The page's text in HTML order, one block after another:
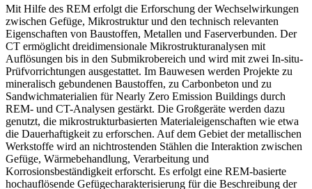
Mit Hilfe des REM erfolgt die Erforschung der Wechselwirkungen
zwischen Gefüge, Mikrostruktur und den technisch relevanten
Eigenschaften von Baustoffen, Metallen und Faserverbunden. Der
CT ermöglicht dreidimensionale Mikrostrukturanalysen mit
Auflösungen bis in den Submikrobereich und wird mit zwei In-situ-
Prüfvorrichtungen ausgestattet. Im Bauwesen werden Projekte zu
mineralisch gebundenen Baustoffen, zu Carbonbeton und zu
Sandwichmaterialien für Nearly Zero Emission Buildings durch
REM- und CT-Analysen gestärkt. Die Großgeräte werden dazu
genutzt, die mikrostrukturbasierten Materialeigenschaften wie etwa
die Dauerhaftigkeit zu erforschen. Auf dem Gebiet der metallischen
Werkstoffe wird an nichtrostenden Stählen die Interaktion zwischen
Gefüge, Wärmebehandlung, Verarbeitung und
Korrosionsbeständigkeit erforscht. Es erfolgt eine REM-basierte
hochauflösende Gefügecharakterisierung für die Beschreibung der